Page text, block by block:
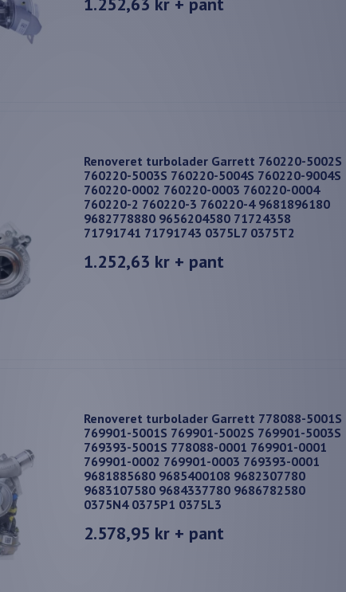
Renoveret turbolader Garrett 760220-5002S
760220-5003S 760220-5004S 760220-9004S
760220-0002 760220-0003 760220-0004
760220-2 760220-3 760220-4 9681896180
9682778880 9656204580 71724358
71791741 71791743 0375L7 0375T2
1.252,63 kr + pant
Renoveret turbolader Garrett 778088-5001S
769901-5001S 769901-5002S 769901-5003S
769393-5001S 778088-0001 769901-0001
769901-0002 769901-0003 769393-0001
9681885680 9685400108 9682307780
9683107580 9684337780 9686782580
0375N4 0375P1 0375L3
2.578,95 kr + pant